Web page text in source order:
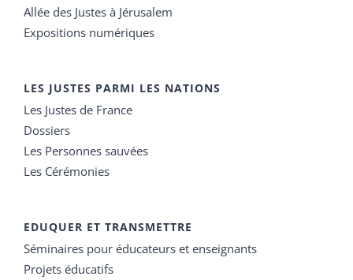
Allée des Justes à Jérusalem
Expositions numériques
LES JUSTES PARMI LES NATIONS
Les Justes de France
Dossiers
Les Personnes sauvées
Les Cérémonies
EDUQUER ET TRANSMETTRE
Séminaires pour éducateurs et enseignants
Projets éducatifs